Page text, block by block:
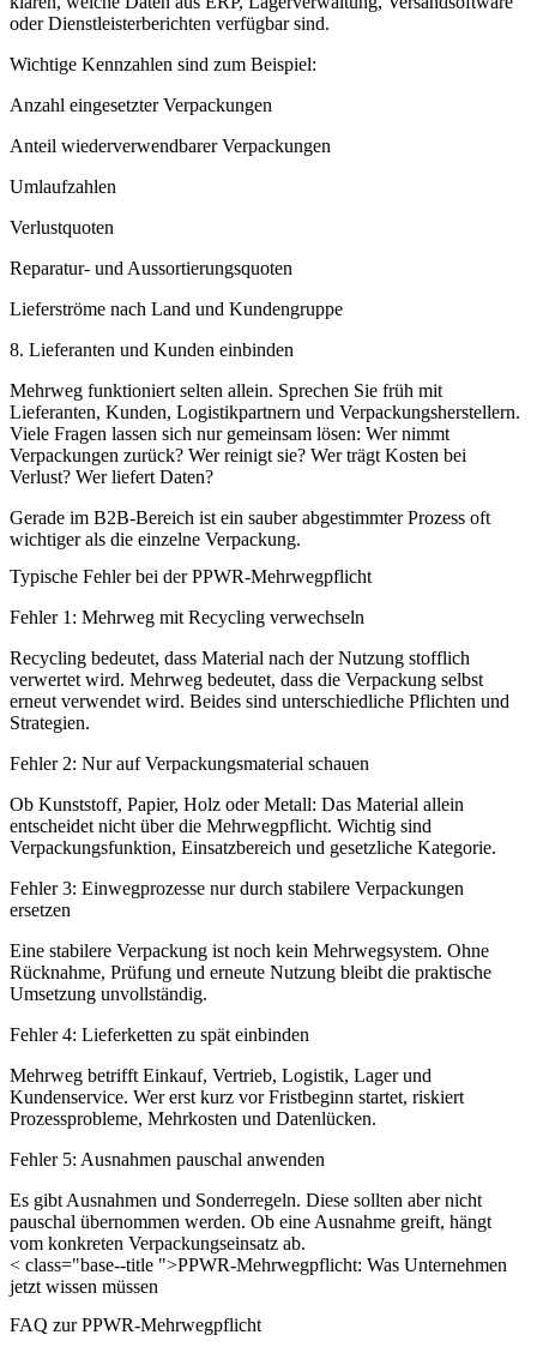
oder Dienstleisterberichten verfügbar sind.
Wichtige Kennzahlen sind zum Beispiel:
Anzahl eingesetzter Verpackungen
Anteil wiederverwendbarer Verpackungen
Umlaufzahlen
Verlustquoten
Reparatur- und Aussortierungsquoten
Lieferströme nach Land und Kundengruppe
8. Lieferanten und Kunden einbinden
Mehrweg funktioniert selten allein. Sprechen Sie früh mit
Lieferanten, Kunden, Logistikpartnern und Verpackungsherstellern.
Viele Fragen lassen sich nur gemeinsam lösen: Wer nimmt
Verpackungen zurück? Wer reinigt sie? Wer trägt Kosten bei
Verlust? Wer liefert Daten?
Gerade im B2B-Bereich ist ein sauber abgestimmter Prozess oft
wichtiger als die einzelne Verpackung.
Typische Fehler bei der PPWR-Mehrwegpflicht
Fehler 1: Mehrweg mit Recycling verwechseln
Recycling bedeutet, dass Material nach der Nutzung stofflich
verwertet wird. Mehrweg bedeutet, dass die Verpackung selbst
erneut verwendet wird. Beides sind unterschiedliche Pflichten und
Strategien.
Fehler 2: Nur auf Verpackungsmaterial schauen
Ob Kunststoff, Papier, Holz oder Metall: Das Material allein
entscheidet nicht über die Mehrwegpflicht. Wichtig sind
Verpackungsfunktion, Einsatzbereich und gesetzliche Kategorie.
Fehler 3: Einwegprozesse nur durch stabilere Verpackungen
ersetzen
Eine stabilere Verpackung ist noch kein Mehrwegsystem. Ohne
Rücknahme, Prüfung und erneute Nutzung bleibt die praktische
Umsetzung unvollständig.
Fehler 4: Lieferketten zu spät einbinden
Mehrweg betrifft Einkauf, Vertrieb, Logistik, Lager und
Kundenservice. Wer erst kurz vor Fristbeginn startet, riskiert
Prozessprobleme, Mehrkosten und Datenlücken.
Fehler 5: Ausnahmen pauschal anwenden
Es gibt Ausnahmen und Sonderregeln. Diese sollten aber nicht
pauschal übernommen werden. Ob eine Ausnahme greift, hängt
vom konkreten Verpackungseinsatz ab.
< class="base--title ">PPWR-Mehrwegpflicht: Was Unternehmen
jetzt wissen müssen
FAQ zur PPWR-Mehrwegpflicht